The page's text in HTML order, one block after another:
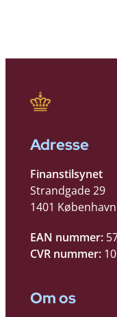
Adresse
Finanstilsynet
Strandgade 29
1401
EAN nummer:
CVR nummer:
Om os